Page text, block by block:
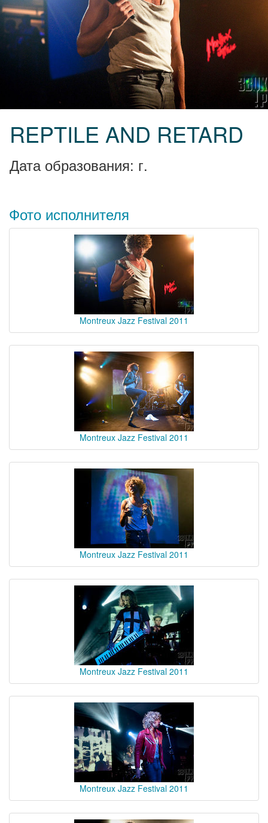
REPTILE AND RETARD
Дата образования: г.
Фото исполнителя
Montreux Jazz Festival 2011
Montreux Jazz Festival 2011
Montreux Jazz Festival 2011
Montreux Jazz Festival 2011
Montreux Jazz Festival 2011